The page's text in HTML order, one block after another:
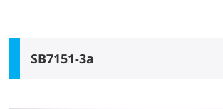
メガネドラッグについて
SB7151-3a